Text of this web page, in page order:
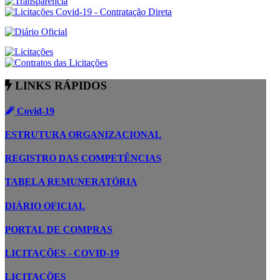
LINKS RÁPIDOS
Covid-19
ESTRUTURA ORGANIZACIONAL
REGISTRO DAS COMPETÊNCIAS
TABELA REMUNERATÓRIA
DIÁRIO OFICIAL
PORTAL DE COMPRAS
LICITAÇÕES - COVID-19
LICITAÇÕES